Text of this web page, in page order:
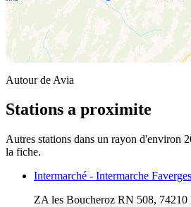
Autour de Avia
Stations a proximite
Autres stations dans un rayon d'environ
la fiche.
Intermarché - Intermarche Faverges
ZA les Boucheroz RN 508, 74210